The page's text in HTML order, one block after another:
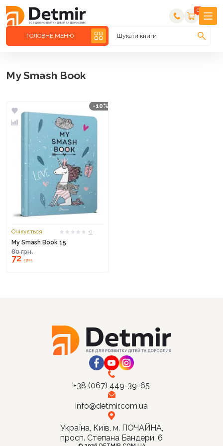
0
ГОЛОВНЕ МЕНЮ Шукати книги
My Smash Book
-10%
Очікується
0
My Smash Book 15
80грн.
72 грн.
+38 (067) 449-39-65
info@detmir.com.ua
Україна, Київ, м. ПОЧАЙНА,
просп. Степана Бандери, 6